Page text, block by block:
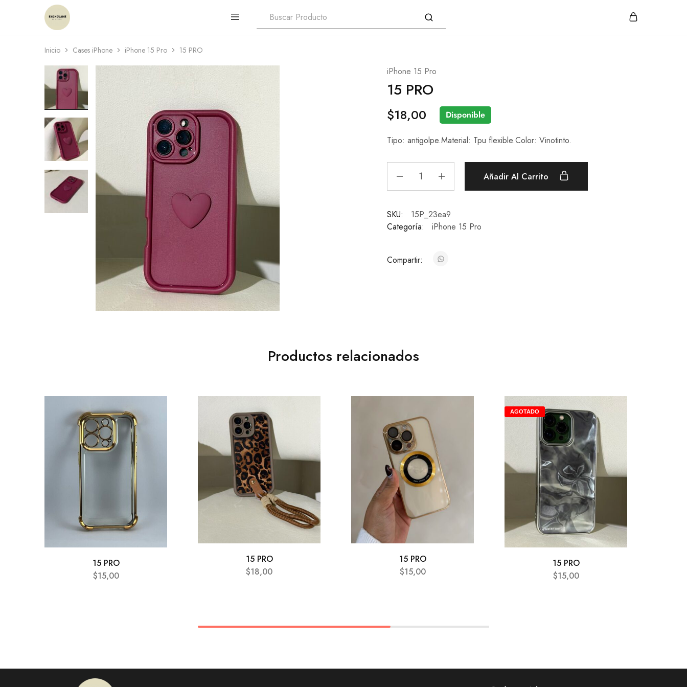
Enchulame
Tienda
Inicio Cases iPhone iPhone 15 Pro 15 PRO
iPhone 15 Pro
15 PRO
$18,00 Disponible
Tipo: antigolpe.Material: Tpu flexible.Color: Vinotinto.
Añadir Al Carrito
SKU:
15P_23ea9
Categoría:
iPhone 15 Pro
Compartir:
Productos relacionados
15 PRO
$15,00
15 PRO
$18,00
15 PRO
$15,00
AGOTADO
15 PRO
$15,00